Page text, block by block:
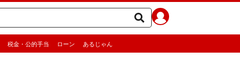
税金・公的手当 ローン あるじゃん